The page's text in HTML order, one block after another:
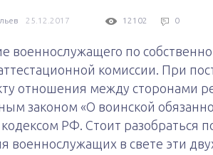
25.12.2017 12102 0
военнослужащего по
комиссии. При
отношения между сторонами
законом «О воинской
РФ. Стоит разобраться
военнослужащих в свете эти